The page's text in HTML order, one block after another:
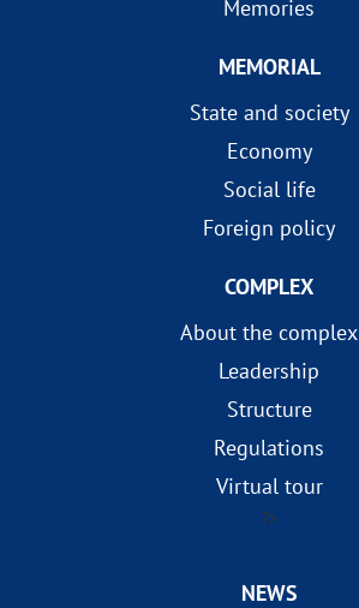
Memories
MEMORIAL
State and society
Economy
Social life
Foreign policy
COMPLEX
About the complex
Leadership
Structure
Regulations
Virtual tour
?>
NEWS